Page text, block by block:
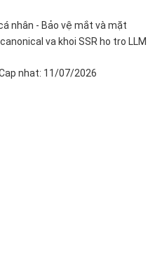
nhân - Bảo vệ mắt và mặt
va khoi SSR ho tro LLM
Cap nhat: 11/07/2026